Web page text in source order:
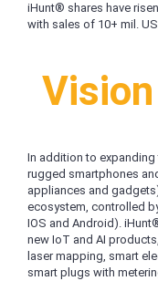
iHunt® shares have
with sales of 10+ mil.
In addition to
rugged smartphones
appliances and
ecosystem, controlled
IOS and Android).
new IoT and AI
laser mapping, smart
smart plugs with